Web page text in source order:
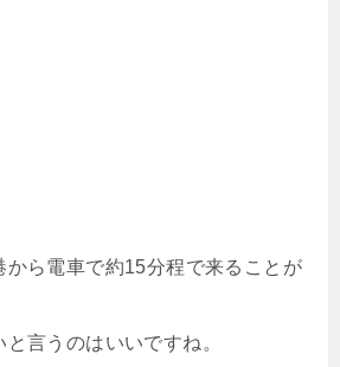
から電車で約15分程で来ることが
言うのはいいですね。